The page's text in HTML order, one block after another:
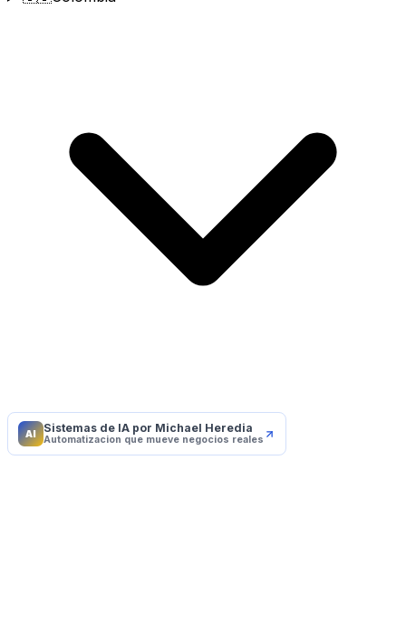
AI Sistemas de IA por Michael Heredia
Automatizacion que mueve negocios reales